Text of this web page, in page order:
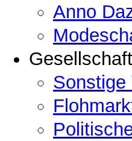
Anno
Sonstige